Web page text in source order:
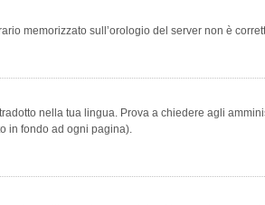
memorizzato sull’orologio del server non è
nella tua lingua. Prova a chiedere agli
in fondo ad ogni pagina).